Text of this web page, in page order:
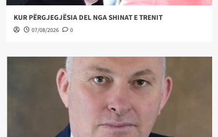
KUR PËRGJEGJËSIA DEL NGA SHINAT E TRENIT
07/08/2026 0